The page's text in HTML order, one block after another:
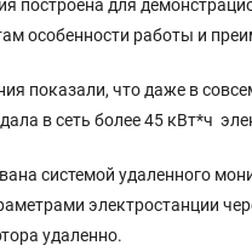
построена для
особенности работы и
показали, что даже в
в сеть более 45 кВт*ч
системой удаленного
электростанции
удаленно.